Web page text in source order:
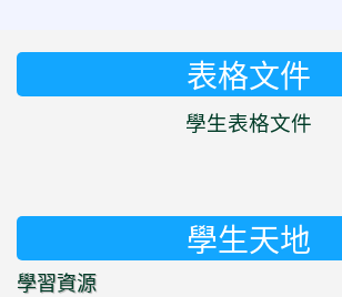
表格文件
學生表格文件
學生天地
學習資源